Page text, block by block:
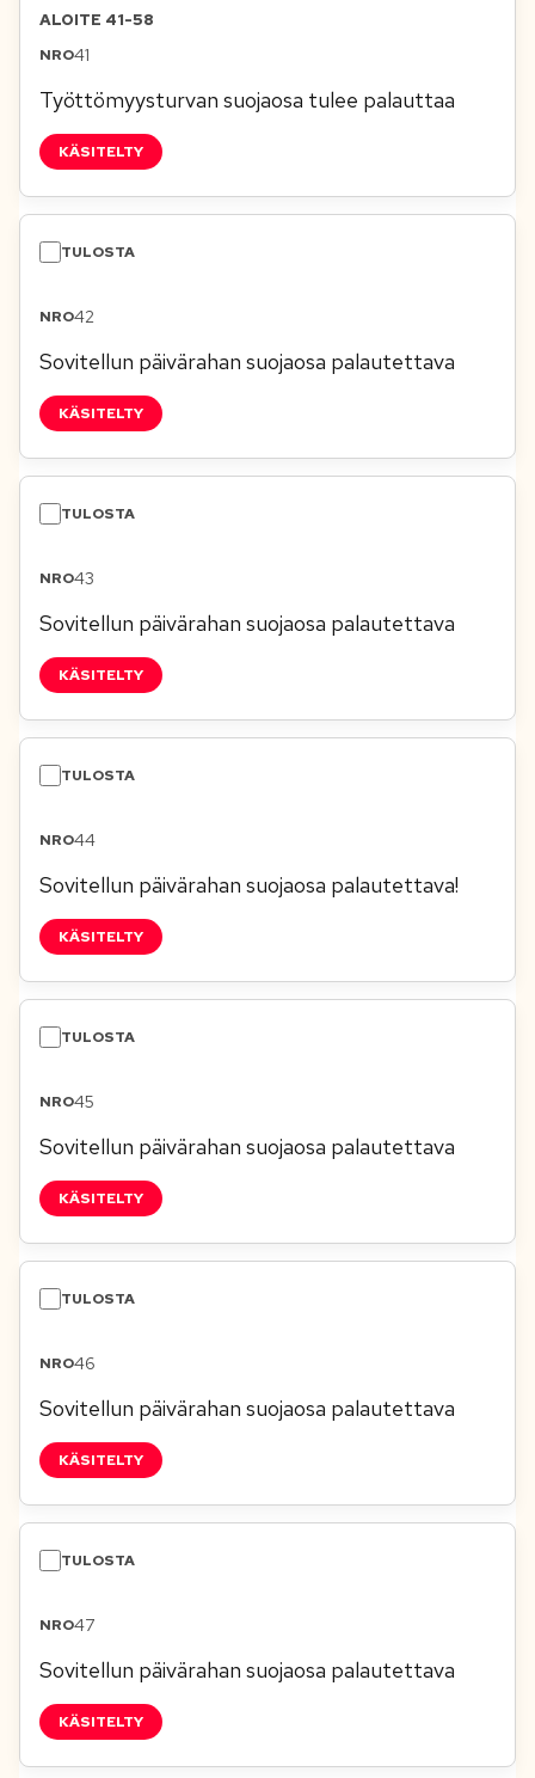
ALOITE 41-58
41
Työttömyysturvan suojaosa tulee palauttaa
KÄSITELTY
42
Sovitellun päivärahan suojaosa palautettava
KÄSITELTY
43
Sovitellun päivärahan suojaosa palautettava
KÄSITELTY
44
Sovitellun päivärahan suojaosa palautettava!
KÄSITELTY
45
Sovitellun päivärahan suojaosa palautettava
KÄSITELTY
46
Sovitellun päivärahan suojaosa palautettava
KÄSITELTY
47
Sovitellun päivärahan suojaosa palautettava
KÄSITELTY